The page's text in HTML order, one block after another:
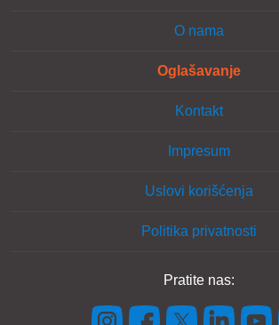
O nama
Oglašavanje
Kontakt
Impresum
Uslovi korišćenja
Politika privatnosti
Pratite nas: